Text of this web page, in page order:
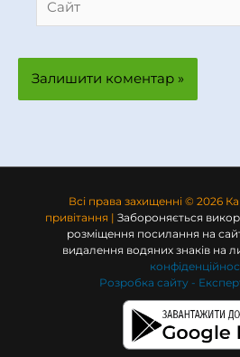
Всі права захищенні © 2026
привітання | Забороняється
розміщення посилання на
видалення водяних знаків на
Розробка сайту -